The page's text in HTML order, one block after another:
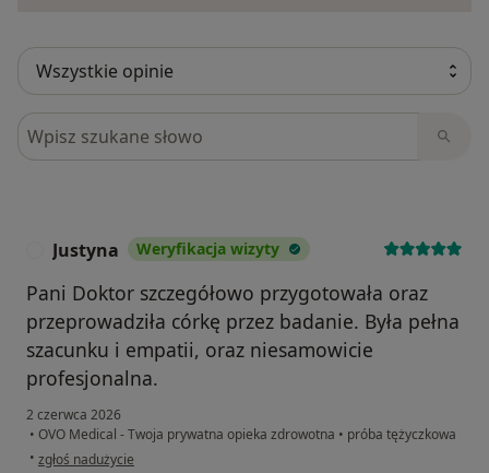
Szukaj w opiniach
Justyna Weryfikacja wizyty
Pani Doktor szczegółowo przygotowała oraz
przeprowadziła córkę przez badanie. Była pełna
szacunku i empatii, oraz niesamowicie
profesjonalna.
2 czerwca 2026
• OVO Medical - Twoja prywatna opieka zdrowotna • próba tężyczkowa
• w opinii użytkownika Justyna
zgłoś nadużycie